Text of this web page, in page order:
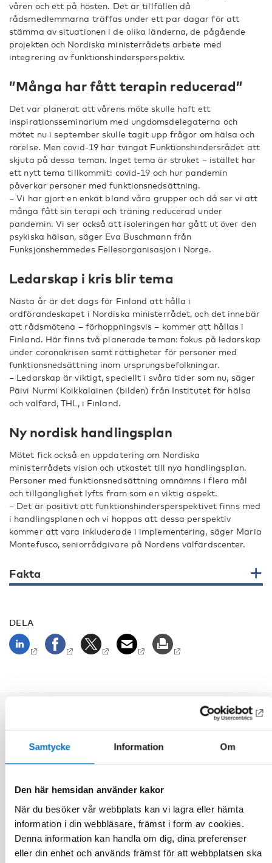
Samtycke Information Om
Den här hemsidan använder kakor
När du besöker vår webbplats kan vi lagra eller hämta
information i din webbläsare, främst i form av cookies.
Denna information kan handla om dig, dina preferenser
eller din enhet och används främst för att webbplatsen ska
våren och ett på hösten. Det är tillfällen då
rådsmedlemmarna träffas under ett par dagar för att
stämma av situationen i de olika länderna, de pågående
projekten och Nordiska ministerrådets arbete med
integrering av funktionshindersperspektiv.
”Många har fått terapin reducerad”
Det var planerat att vårens möte skulle haft ett
inspirationsseminarium med ungdomsdelegaterna och
mötet nu i september skulle tagit upp frågor om hälsa och
rörelse. Men covid-19 har tvingat Funktionshindersrådet att
skjuta på dessa teman. Inget tema är struket – istället har
ett nytt tema tillkommit: covid-19 och hur pandemin
påverkar personer med funktionsnedsättning.
– Vi har gjort en enkät bland våra grupper och då ser vi att
många fått sin terapi och träning reducerad under
pandemin. Vi ser också att isoleringen har gått ut över den
psykiska hälsan, säger Eva Buschmann från
Funksjonshemmedes Fellesorganisasjon i Norge.
Ledarskap i kris blir tema
Nästa år är det dags för Finland att hålla i
ordförandeskapet i Nordiska ministerrådet, och det innebär
att rådsmötena – förhoppningsvis – kommer att hållas i
Finland. Här finns två planerade teman: fokus på ledarskap
under coronakrisen samt rättigheter för personer med
funktionsnedsättning inom ursprungsbefolkningar.
– Ledarskap är viktigt, speciellt i svåra tider som nu, säger
Päivi Nurmi Koikkalainen (bilden) från Institutet för hälsa
och välfärd, THL, i Finland.
Ny nordisk handlingsplan
Mötet fick också en uppdatering om Nordiska
ministerrådets vision och utkastet till nya handlingsplan.
Personer med funktionsnedsättning omnämns i flera mål
och tillgänglighet lyfts fram som en viktig aspekt.
– Det är positivt att funktionshindersperspektivet finns med
i handlingsplanen och vi hoppas att dessa perspektiv
kommer att vara inkluderade i implementering, säger Maria
Montefusco, seniorrådgivare på Nordens välfärdscenter.
Fakta
DELA
Relaterade nyheter